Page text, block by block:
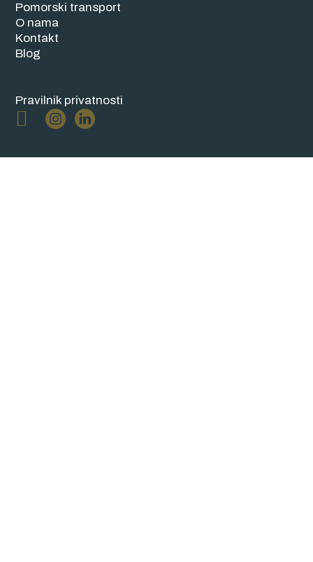
Pomorski transport
O nama
Kontakt
Blog
Pravilnik privatnosti